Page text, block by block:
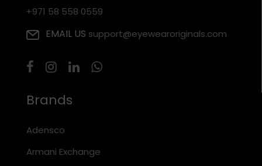
+971 58 558 0559
EMAIL US support@eyewearoriginals.com
Brands
Adensco
Armani Exchange